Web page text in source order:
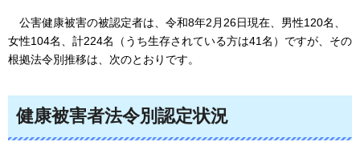
公害健康被害の被認定者は、令和8年2月26日現在、男性120名、
女性104名、計224名（うち生存されている方は41名）ですが、その
根拠法令別推移は、次のとおりです。
健康被害者法令別認定状況